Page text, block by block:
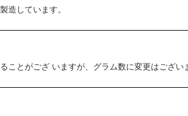
造しています。
ことがござ いますが、グラム数に変更はござい